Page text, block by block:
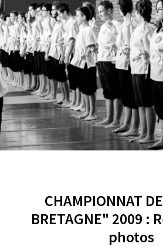
CHAMPIONNAT
BRETAGNE" 2009 :
photos